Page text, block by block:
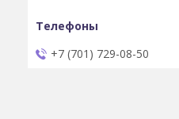
+7 (701) 729-08-50